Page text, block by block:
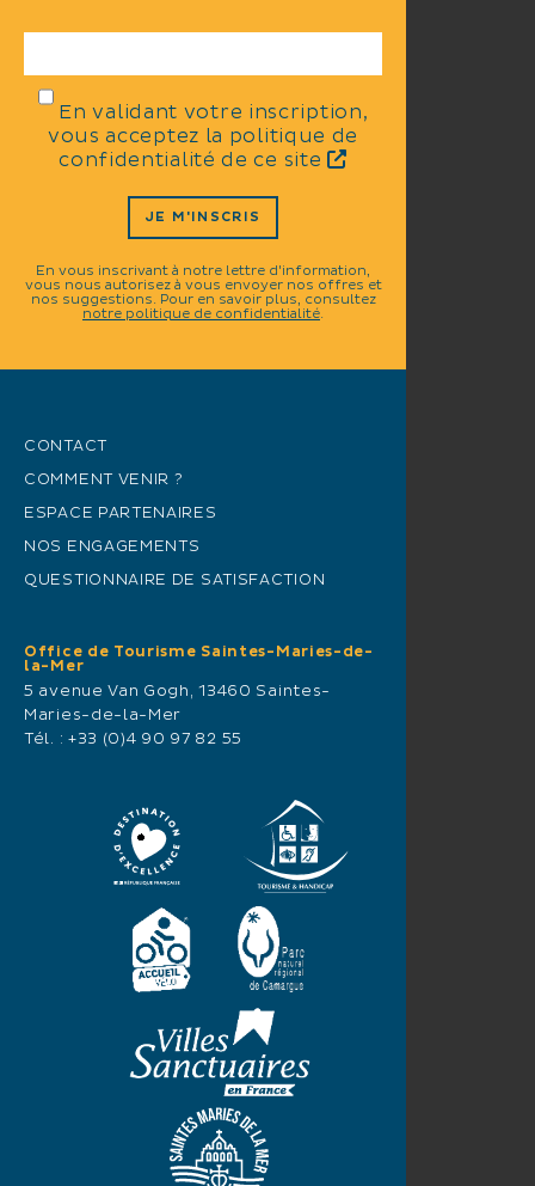
En validant votre inscription,
vous acceptez la politique de
confidentialité de ce site
JE M'INSCRIS
En vous inscrivant à notre lettre d'information,
vous nous autorisez à vous envoyer nos offres et
nos suggestions. Pour en savoir plus, consultez
notre politique de confidentialité.
CONTACT
COMMENT VENIR ?
ESPACE PARTENAIRES
NOS ENGAGEMENTS
QUESTIONNAIRE DE SATISFACTION
Office de Tourisme Saintes-Maries-de-
la-Mer
5 avenue Van Gogh, 13460 Saintes-
Maries-de-la-Mer
Tél. : +33 (0)4 90 97 82 55